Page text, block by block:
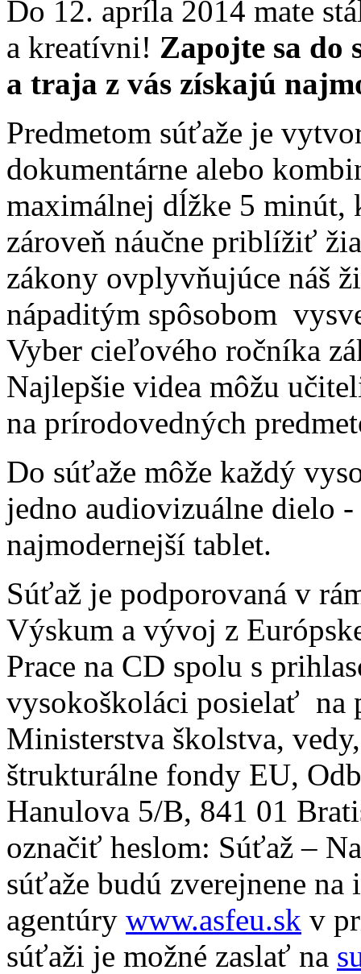
Do 12. apríla 2014 mate
a kreatívni! Zapojte sa do
a traja z vás získajú
Predmetom súťaže je
dokumentárne alebo
maximálnej dĺžke 5 minút,
zároveň náučne priblížiť
zákony ovplyvňujúce náš
nápaditým spôsobom
Vyber cieľového ročníka
Najlepšie videa môžu
na prírodovedných
Do súťaže môže každý
jedno audiovizuálne dielo
najmodernejší tablet.
Súťaž je podporovaná v
Výskum a vývoj z
Prace na CD spolu s
vysokoškoláci posielať na
Ministerstva školstva,
štrukturálne fondy EU,
Hanulova 5/B, 841 01
označiť heslom: Súťaž –
súťaže budú zverejnene na
agentúry www.asfeu.sk v
súťaži je možné zaslať na